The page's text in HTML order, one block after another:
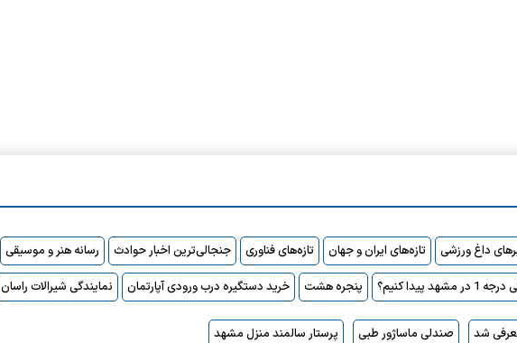
داغ ورزشی تازه‌های ایران و جهان تازه‌های فناوری جنجالی‌ترین اخبار حوادث رسانه هنر و موسیقی
پیدا کنیم؟ پنجره هشت خرید دستگیره درب ورودی آپارتمان نمایندگی شیرالات راسان
شد صندلی ماساژور طبی پرستار سالمند منزل مشهد